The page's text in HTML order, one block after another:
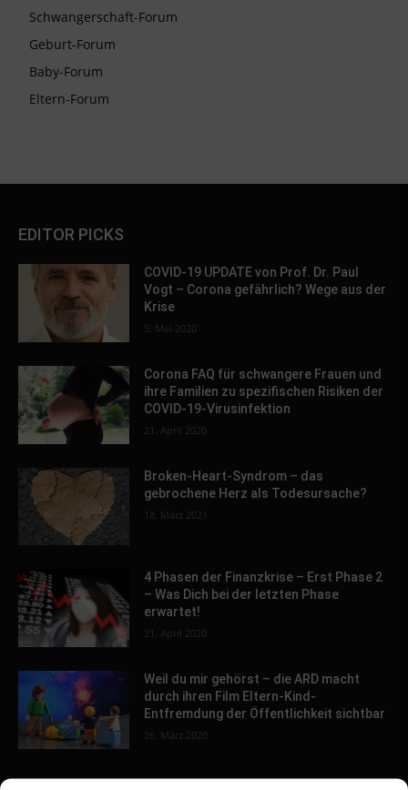
Schwangerschaft-Forum
Geburt-Forum
Baby-Forum
Eltern-Forum
EDITOR PICKS
COVID-19 UPDATE von Prof. Dr. Paul
Vogt – Corona gefährlich? Wege aus der
Krise
5. Mai 2020
Corona FAQ für schwangere Frauen und
ihre Familien zu spezifischen Risiken der
COVID-19-Virusinfektion
21. April 2020
Broken-Heart-Syndrom – das
gebrochene Herz als Todesursache?
18. März 2021
4 Phasen der Finanzkrise – Erst Phase 2
– Was Dich bei der letzten Phase
erwartet!
21. April 2020
Weil du mir gehörst – die ARD macht
durch ihren Film Eltern-Kind-
Entfremdung der Öffentlichkeit sichtbar
26. März 2020